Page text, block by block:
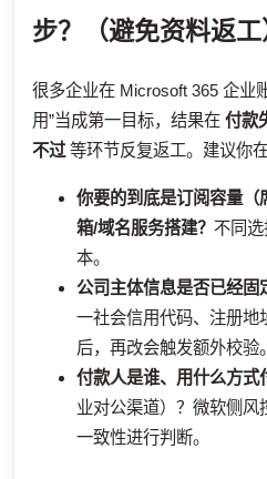
步？（避免资料返工
很多企业在 Microsoft 365 企业
用”当成第一目标，结果在 付款
不过 等环节反复返工。建议你
你要的到底是订阅容量（
箱/域名服务搭建？ 不同
本。
公司主体信息是否已经固
一社会信用代码、注册地
后，再改会触发额外校验。
付款人是谁、用什么方式
业对公渠道）？微软侧
一致性进行判断。